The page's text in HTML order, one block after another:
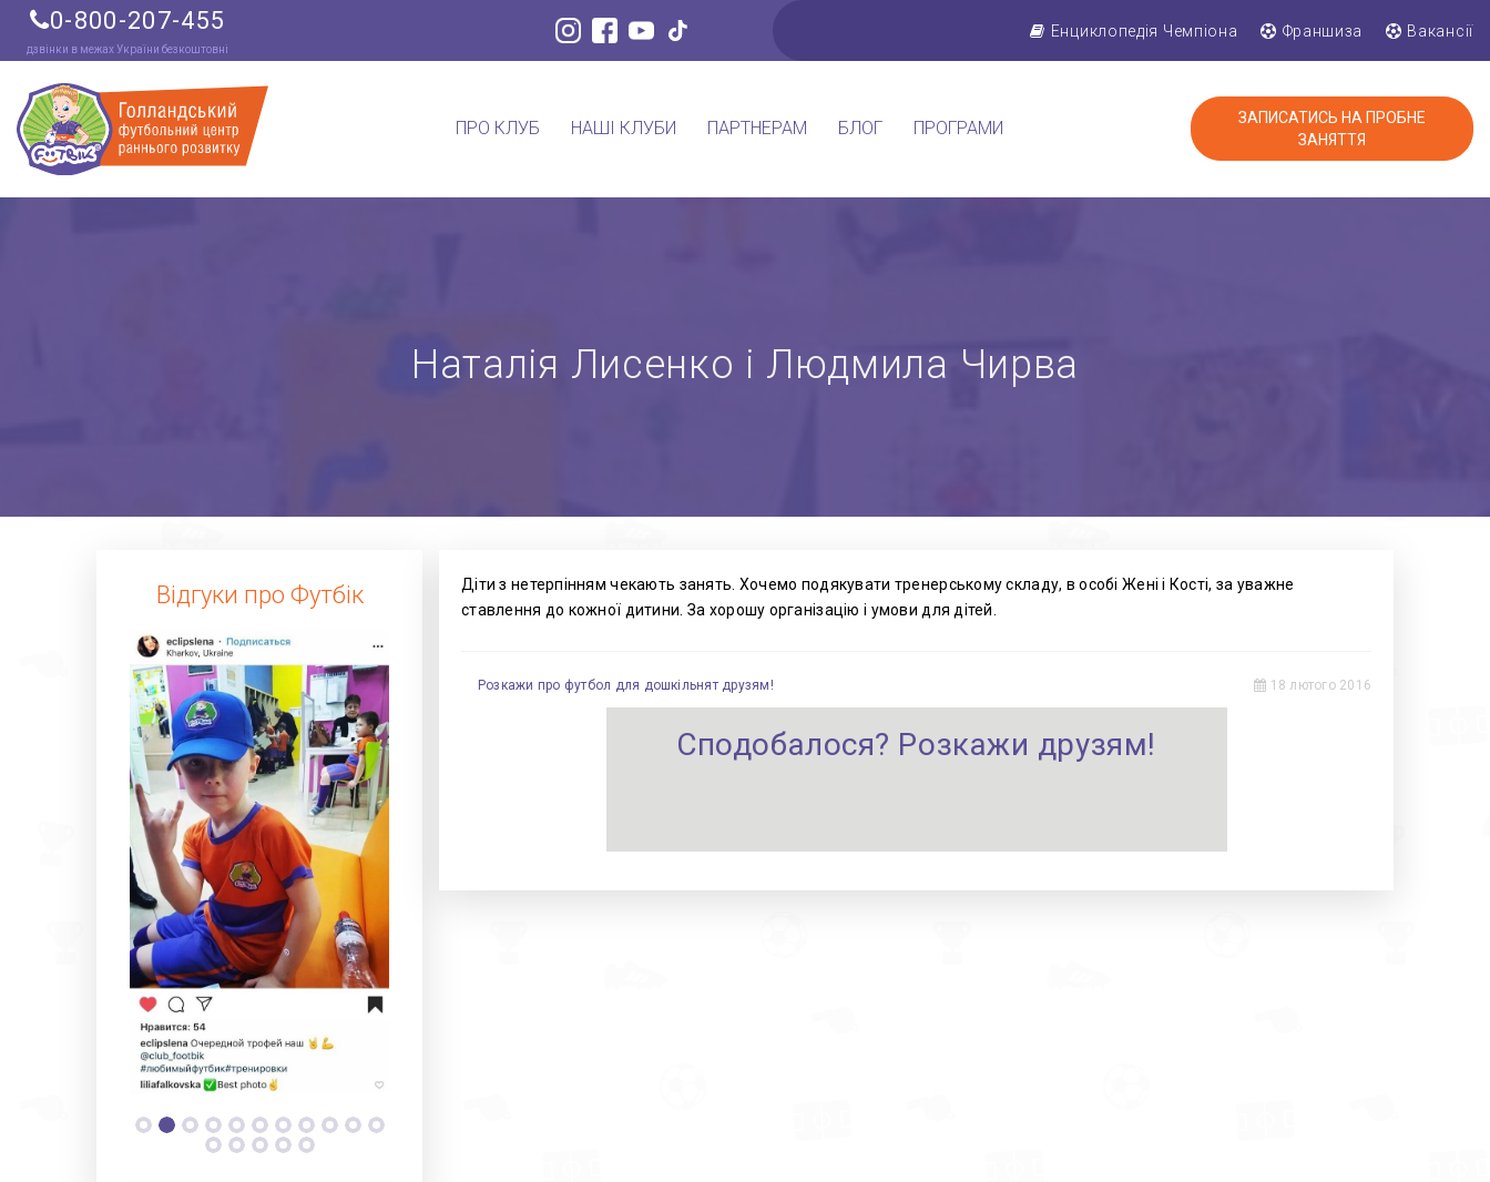
0-800-207-455
дзвінки в межах України безкоштовні
Енциклопедія Чемпіона Франшиза Вакансії
ПРО КЛУБ НАШІ КЛУБИ ПАРТНЕРАМ БЛОГ ПРОГРАМИ
ЗАПИСАТИСЬ НА ПРОБНЕ
ЗАНЯТТЯ
Наталія Лисенко і Людмила Чирва
Відгуки про Футбік
Діти з нетерпінням чекають занять. Хочемо подякувати тренерському складу, в особі Жені і Кості, за уважне
ставлення до кожної дитини. За хорошу організацію і умови для дітей.
Розкажи про футбол для дошкільнят друзям! 18 лютого 2016
Сподобалося? Розкажи друзям!